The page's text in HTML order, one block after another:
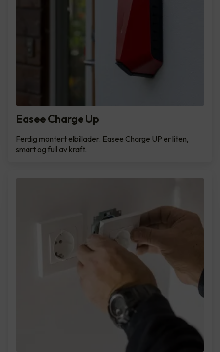
Easee Charge Up
Ferdig montert elbillader. Easee Charge UP er liten,
smart og full av kraft.